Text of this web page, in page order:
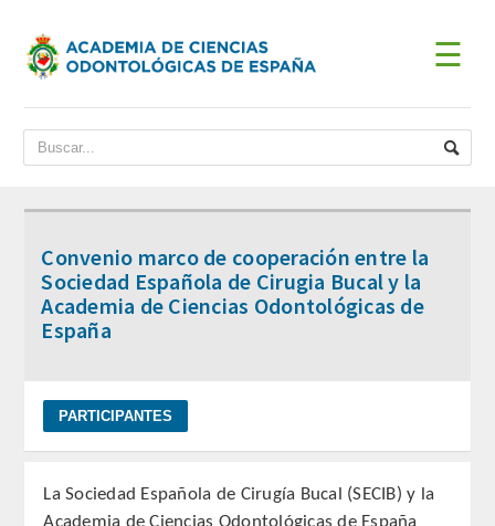
ACADEMIA
BIENVENIDA DEL PRESIDENTE
DATOS HISTÓRICOS
Historia
JUNTA DE GOBIERNO
ESTATUTOS
☰
Convenio marco de cooperación entre la
Sociedad Española de Cirugia Bucal y la
Academia de Ciencias Odontológicas de
España
La Sociedad Española de Cirugía Bucal (SECIB) y la
Academia de Ciencias Odontológicas de España